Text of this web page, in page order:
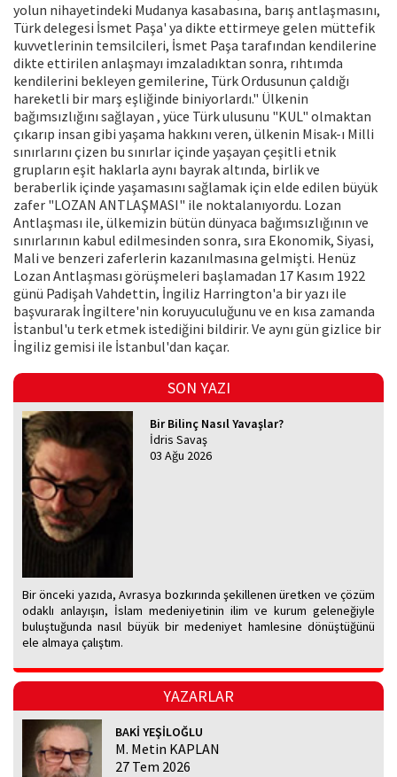
yolun nihayetindeki Mudanya kasabasına, barış antlaşmasını,
Türk delegesi İsmet Paşa' ya dikte ettirmeye gelen müttefik
kuvvetlerinin temsilcileri, İsmet Paşa tarafından kendilerine
dikte ettirilen anlaşmayı imzaladıktan sonra, rıhtımda
kendilerini bekleyen gemilerine, Türk Ordusunun çaldığı
hareketli bir marş eşliğinde biniyorlardı." Ülkenin
bağımsızlığını sağlayan , yüce Türk ulusunu "KUL" olmaktan
çıkarıp insan gibi yaşama hakkını veren, ülkenin Misak-ı Milli
sınırlarını çizen bu sınırlar içinde yaşayan çeşitli etnik
grupların eşit haklarla aynı bayrak altında, birlik ve
beraberlik içinde yaşamasını sağlamak için elde edilen büyük
zafer "LOZAN ANTLAŞMASI" ile noktalanıyordu. Lozan
Antlaşması ile, ülkemizin bütün dünyaca bağımsızlığının ve
sınırlarının kabul edilmesinden sonra, sıra Ekonomik, Siyasi,
Mali ve benzeri zaferlerin kazanılmasına gelmişti. Henüz
Lozan Antlaşması görüşmeleri başlamadan 17 Kasım 1922
günü Padişah Vahdettin, İngiliz Harrington'a bir yazı ile
başvurarak İngiltere'nin koruyuculuğunu ve en kısa zamanda
İstanbul'u terk etmek istediğini bildirir. Ve aynı gün gizlice bir
İngiliz gemisi ile İstanbul'dan kaçar.
SON YAZI
Bir Bilinç Nasıl Yavaşlar?
İdris Savaş
03 Ağu 2026
Bir önceki yazıda, Avrasya bozkırında şekillenen üretken ve çözüm
odaklı anlayışın, İslam medeniyetinin ilim ve kurum geleneğiyle
buluştuğunda nasıl büyük bir medeniyet hamlesine dönüştüğünü
ele almaya çalıştım.
YAZARLAR
BAKİ YEŞİLOĞLU
M. Metin KAPLAN
27 Tem 2026